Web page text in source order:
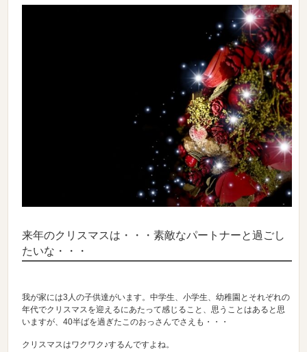
来年のクリスマスは・・・素敵なパートナーと過ごし
たいな・・・
我が家には3人の子供達がいます。中学生、小学生、幼稚園とそれぞれの
年代でクリスマスを迎えるにあたって感じること、思うことはあると思
いますが、40半ばを過ぎたこのおっさんでさえも・・・
クリスマスはワクワク♪するんですよね。